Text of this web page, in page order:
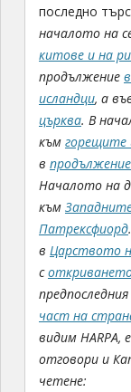
последно
началото на
китове и на
продължение
исландци, а
църква. В
към горещите
в
Началото на
към
Патрексфиорд
в Царството
с
част на
видим HARPA,
отговори и
четене: